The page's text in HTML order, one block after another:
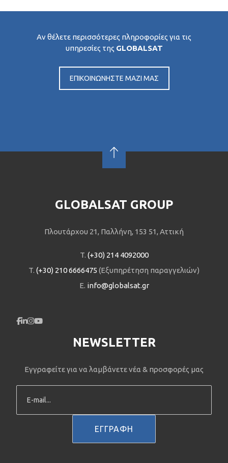
Αν θέλετε περισσότερες πληροφορίες για τις
υπηρεσίες της GLOBALSAT
ΕΠΙΚΟΙΝΩΝΗΣΤΕ ΜΑΖΙ ΜΑΣ
GLOBALSAT GROUP
Πλουτάρχου 21, Παλλήνη, 153 51, Αττική
T. (+30) 214 4092000
T. (+30) 210 6666475 (Εξυπηρέτηση παραγγελιών)
E. info@globalsat.gr
NEWSLETTER
Εγγραφείτε για να λαμβάνετε νέα & προσφορές μας